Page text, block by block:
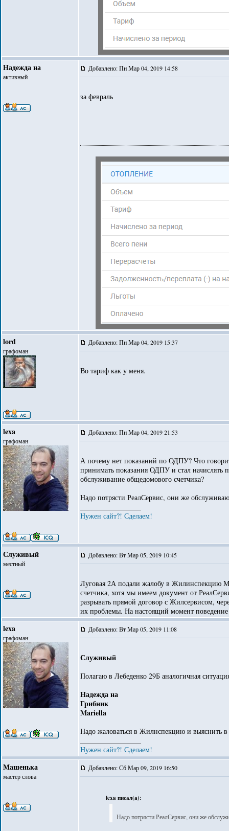
Надежда на
активный
Добавлено: Пн Мар 04, 2019 14:58
за февраль
lord
графоман
Добавлено: Пн Мар 04, 2019 15:37
Во тариф как у меня.
lexa
графоман
Добавлено: Пн Мар 04, 2019 21:53
А почему нет показаний по ОДПУ? Что
принимать показания ОДПУ и стал начислять
обслуживание общедомового счетчика?
Надо потрясти РеалСервис, они же
Нужен сайт?! Сделаем!
Служивый
местный
Добавлено: Вт Мар 05, 2019 10:45
Луговая 2А подали жалобу в Жилинспекцию
счетчика, хотя мы имеем документ от
разрывать прямой договор с Жилсервисом,
их проблемы. На настоящий момент
lexa
графоман
Добавлено: Вт Мар 05, 2019 11:08
Служивый
Полагаю в Лебеденко 29Б аналогичная
Надежда на
Грибник
Mariella
Надо жаловаться в Жилнспекцию и выяснить
Нужен сайт?! Сделаем!
Машенька
мастер слова
Добавлено: Сб Мар 09, 2019 16:50
lexa писал(а):
Надо потрясти РеалСервис, они же